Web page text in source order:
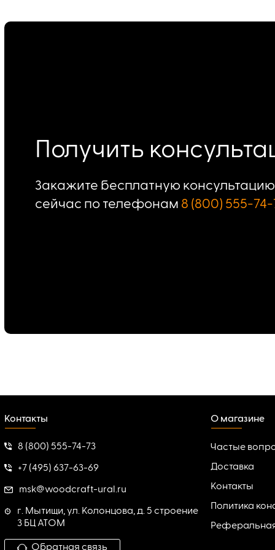
Получить
Закажите бесплатную
сейчас по телефонам 8 (800) 555-74-
Контакты
8 (800) 555-74-73
+7 (495) 637-63-69
msk@woodcraft-ural.ru
г. Мытищи, ул. Колонцова, д. 5 строение
3 БЦ АТОМ
Обратная связь
О магазине
Частые
Доставка
Контакты
Политика